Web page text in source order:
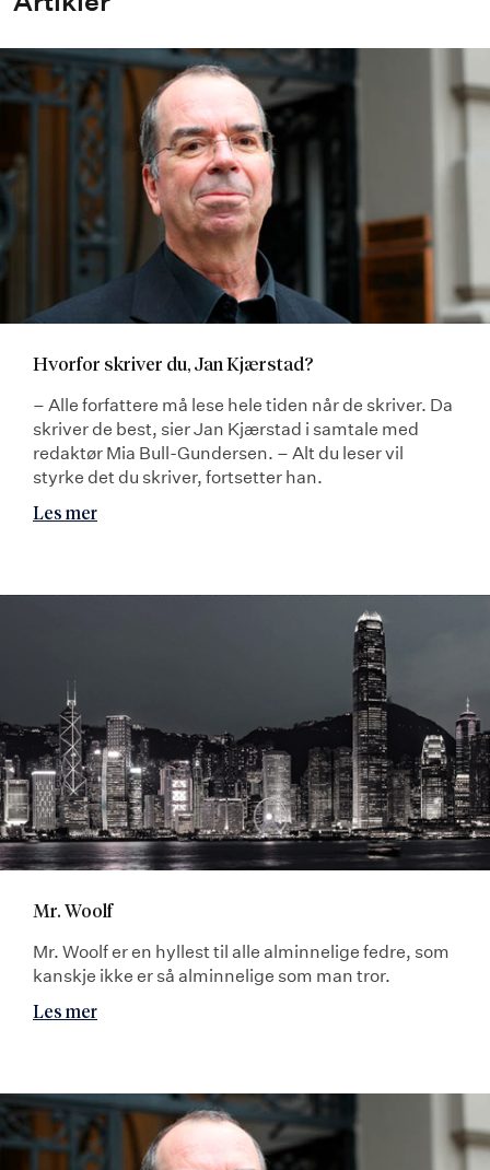
Hvorfor skriver du, Jan Kjærstad?
– Alle forfattere må lese hele tiden når de skriver. Da
skriver de best, sier Jan Kjærstad i samtale med
redaktør Mia Bull-Gundersen. – Alt du leser vil
styrke det du skriver, fortsetter han.
Les mer
Mr. Woolf
Mr. Woolf er en hyllest til alle alminnelige fedre, som
kanskje ikke er så alminnelige som man tror.
Les mer